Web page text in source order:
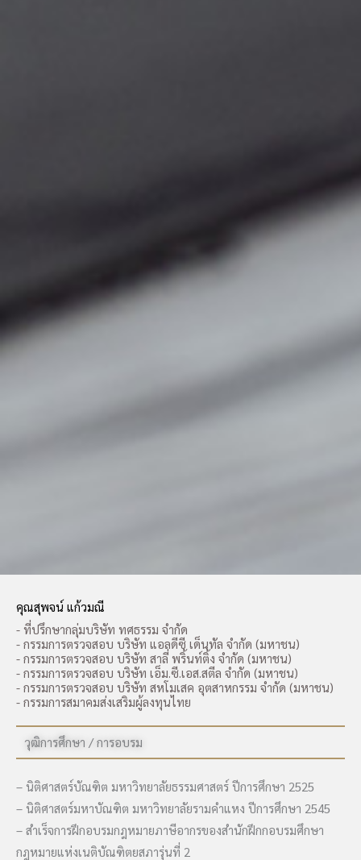
คุณสุพจน์ แก้วมณี
- ที่ปรึกษากลุ่มบริษัท ทศธรรม จำกัด
- กรรมการตรวจสอบ บริษัท แอลดีซี เด็นทัล จำกัด (มหาชน)
- กรรมการตรวจสอบ บริษัท สาลี่ พริ้นท์ติ้ง จำกัด (มหาชน)
- กรรมการตรวจสอบ บริษัท เอ็ม.ซี.เอส.สตีล จำกัด (มหาชน)
- กรรมการตรวจสอบ บริษัท สหโมเสค อุตสาหกรรม จำกัด (มหาชน)
- กรรมการสมาคมส่งเสริมผู้ลงทุนไทย
วุฒิการศึกษา / การอบรม
– นิติศาสตร์บัณฑิต มหาวิทยาลัยธรรมศาสตร์ ปีการศึกษา 2525
– นิติศาสตร์มหาบัณฑิต มหาวิทยาลัยรามคำแหง ปีการศึกษา 2545
– สำเร็จการฝึกอบรมกฎหมายภาษีอากรของสำนักฝึกกอบรมศึกษา
กฎหมายแห่งเนติบัณฑิตยสภารุ่นที่ 2